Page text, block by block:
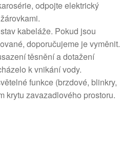
odpojte elektrický
kabeláže. Pokud jsou
doporučujeme je vyměnit.
těsnění a dotažení
k vnikání vody.
funkce (brzdové, blinkry,
krytu zavazadlového prostoru.